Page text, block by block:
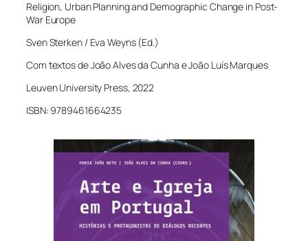
Religion, Urban Planning and Demographic Change in Post-
War Europe
Sven Sterken / Eva Weyns (Ed.)
Com textos de João Alves da Cunha e João Luís Marques
Leuven University Press, 2022
ISBN: 9789461664235